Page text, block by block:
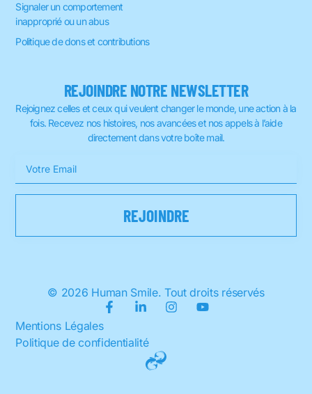
Signaler un comportement
inapproprié ou un abus
Politique de dons et contributions
REJOINDRE NOTRE NEWSLETTER
Rejoignez celles et ceux qui veulent changer le monde, une action à la
fois. Recevez nos histoires, nos avancées et nos appels à l’aide
directement dans votre boîte mail.
© 2026 Human Smile. Tout droits réservés
Mentions Légales
Politique de confidentialité